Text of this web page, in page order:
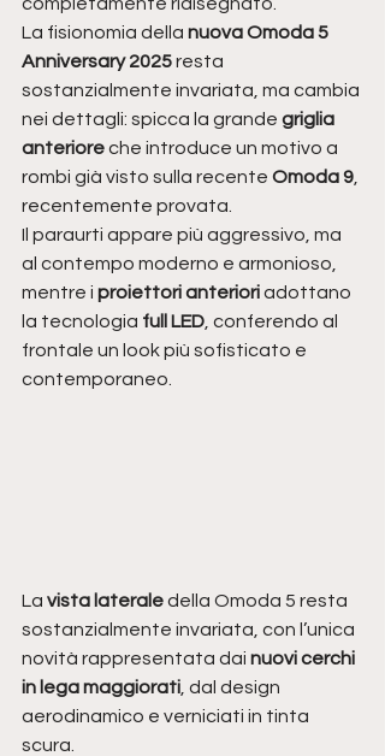
La fisionomia della nuova Omoda 5
Anniversary 2025 resta
sostanzialmente invariata, ma cambia
nei dettagli: spicca la grande griglia
anteriore che introduce un motivo a
rombi già visto sulla recente Omoda 9
recentemente provata.
Il paraurti appare più aggressivo, ma
al contempo moderno e armonioso,
mentre i proiettori anteriori adottano
la tecnologia full LED , conferendo al
frontale un look più sofisticato e
contemporaneo.
La vista laterale della Omoda 5 resta
sostanzialmente invariata, con l’unica
novità rappresentata dai nuovi cerchi
in lega maggiorati , dal design
aerodinamico e verniciati in tinta
scura.